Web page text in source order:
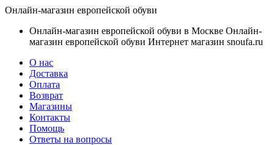
Онлайн-магазин европейской обуви
Онлайн-магазин европейской обуви в Москве Онлайн-
магазин европейской обуви Интернет магазин snoufa.ru
О нас
Доставка
Оплата
Возврат
Магазины
Контакты
Помощь
Ответы на вопросы